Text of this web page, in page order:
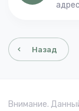
Назад
Внимание.